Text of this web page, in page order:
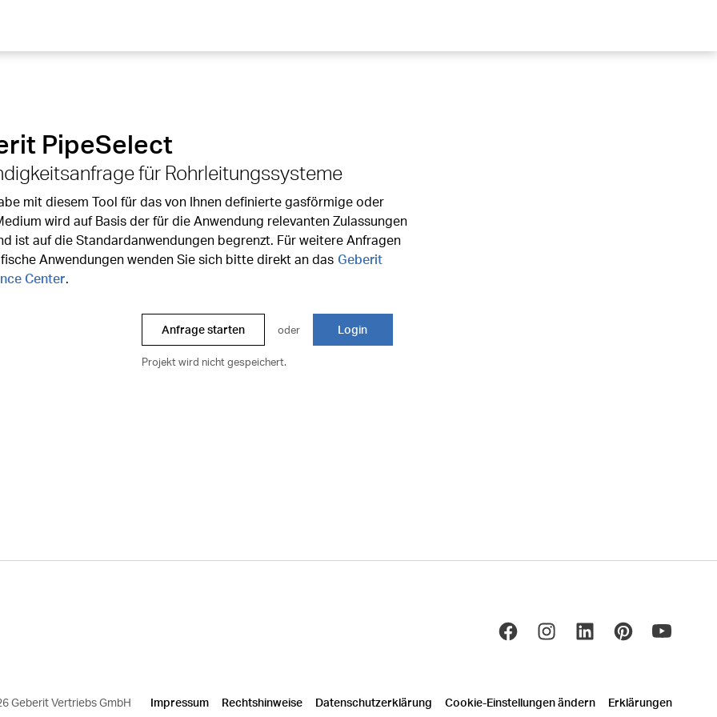
PipeSelect
für Rohrleitungssysteme
mit diesem Tool für das von Ihnen definierte gasförmige oder
wird auf Basis der für die Anwendung relevanten Zulassungen
ist auf die Standardanwendungen begrenzt. Für weitere Anfragen
Anwendungen wenden Sie sich bitte direkt an das Geberit
Center.
Anfrage starten
Projekt wird nicht gespeichert.
oder Login
Impressum Rechtshinweise Datenschutzerklärung Cookie-Einstellungen ändern Erklärungen
Geberit Vertriebs GmbH